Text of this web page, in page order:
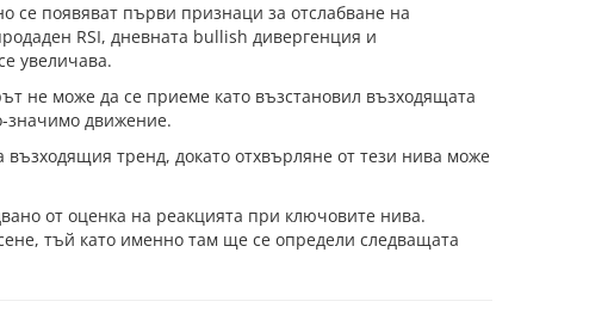
се появяват първи признаци за отслабване на
RSI, дневната bullish дивергенция и
увеличава.
не може да се приеме като възстановил възходящата
значимо движение.
тренд, докато отхвърляне от тези нива може
от оценка на реакцията при ключовите нива.
тъй като именно там ще се определи следващата